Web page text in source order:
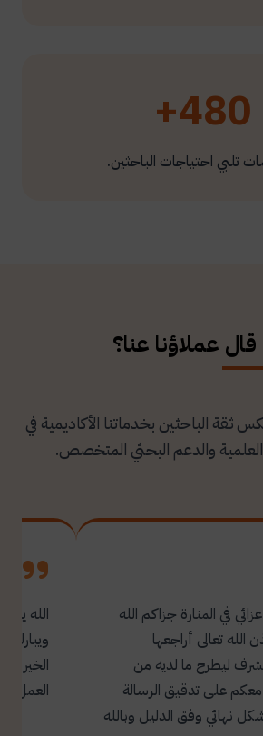
480+
تلبي احتياجات الباحثين.
قال عملاؤنا عنا؟
الباحثين بخدماتنا الأكاديمية في
العلمية والدعم البحثي المتخصص.
في المنارة جزاكم الله
الجزاء. بإذن الله تعالى أراجعها
ليطرح ما لديه من
أبدأ معكم على تدقيق الرسالة
نهائي وفق الدليل وبالله
الله
العمل.